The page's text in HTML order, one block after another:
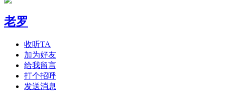
老罗
收听TA
加为好友
给我留言
打个招呼
发送消息